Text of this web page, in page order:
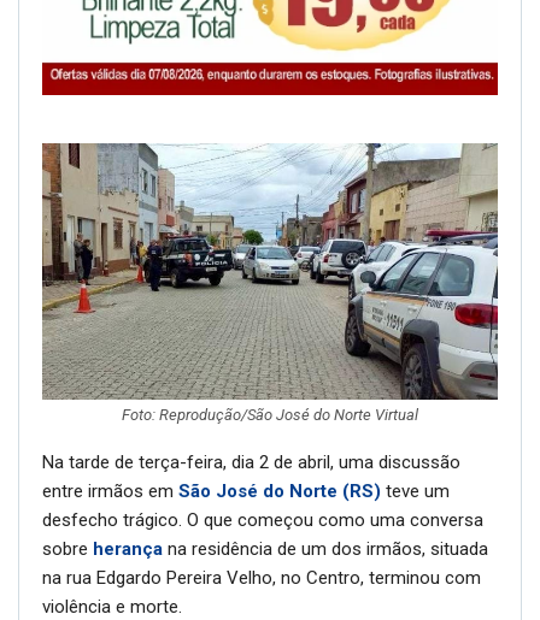
Foto: Reprodução/São José do Norte Virtual
Na tarde de terça-feira, dia 2 de abril, uma discussão
entre irmãos em São José do Norte (RS) teve um
desfecho trágico. O que começou como uma conversa
sobre herança na residência de um dos irmãos, situada
na rua Edgardo Pereira Velho, no Centro, terminou com
violência e morte.